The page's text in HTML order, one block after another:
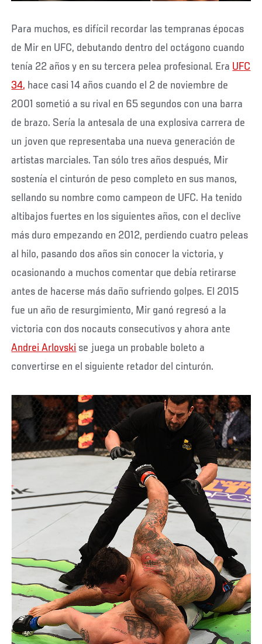
Para muchos, es difícil recordar las tempranas épocas
de Mir en UFC, debutando dentro del octágono cuando
tenía 22 años y en su tercera pelea profesional. Era UFC
34, hace casi 14 años cuando el 2 de noviembre de
2001 sometió a su rival en 65 segundos con una barra
de brazo. Sería la antesala de una explosiva carrera de
un joven que representaba una nueva generación de
artistas marciales. Tan sólo tres años después, Mir
sostenía el cinturón de peso completo en sus manos,
sellando su nombre como campeon de UFC. Ha tenido
altibajos fuertes en los siguientes años, con el declive
más duro empezando en 2012, perdiendo cuatro peleas
al hilo, pasando dos años sin conocer la victoria, y
ocasionando a muchos comentar que debía retirarse
antes de hacerse más daño sufriendo golpes. El 2015
fue un año de resurgimiento, Mir ganó regresó a la
victoria con dos nocauts consecutivos y ahora ante
Andrei Arlovski se juega un probable boleto a
convertirse en el siguiente retador del cinturón.